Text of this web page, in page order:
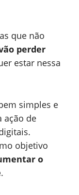
que não
perder
estar nessa
simples e
ação de
objetivo
o
.